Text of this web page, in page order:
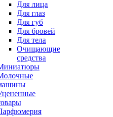
Для лица
Для глаз
Для губ
Для бровей
Для тела
Очищающие
средства